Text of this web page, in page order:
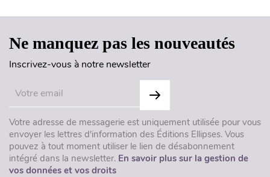
Ne manquez pas les nouveautés
Inscrivez-vous à notre newsletter
Votre adresse de messagerie est uniquement utilisée pour vous
envoyer les lettres d'information des Éditions Ellipses. Vous
pouvez à tout moment utiliser le lien de désabonnement
intégré dans la newsletter. En savoir plus sur la gestion de
vos données et vos droits